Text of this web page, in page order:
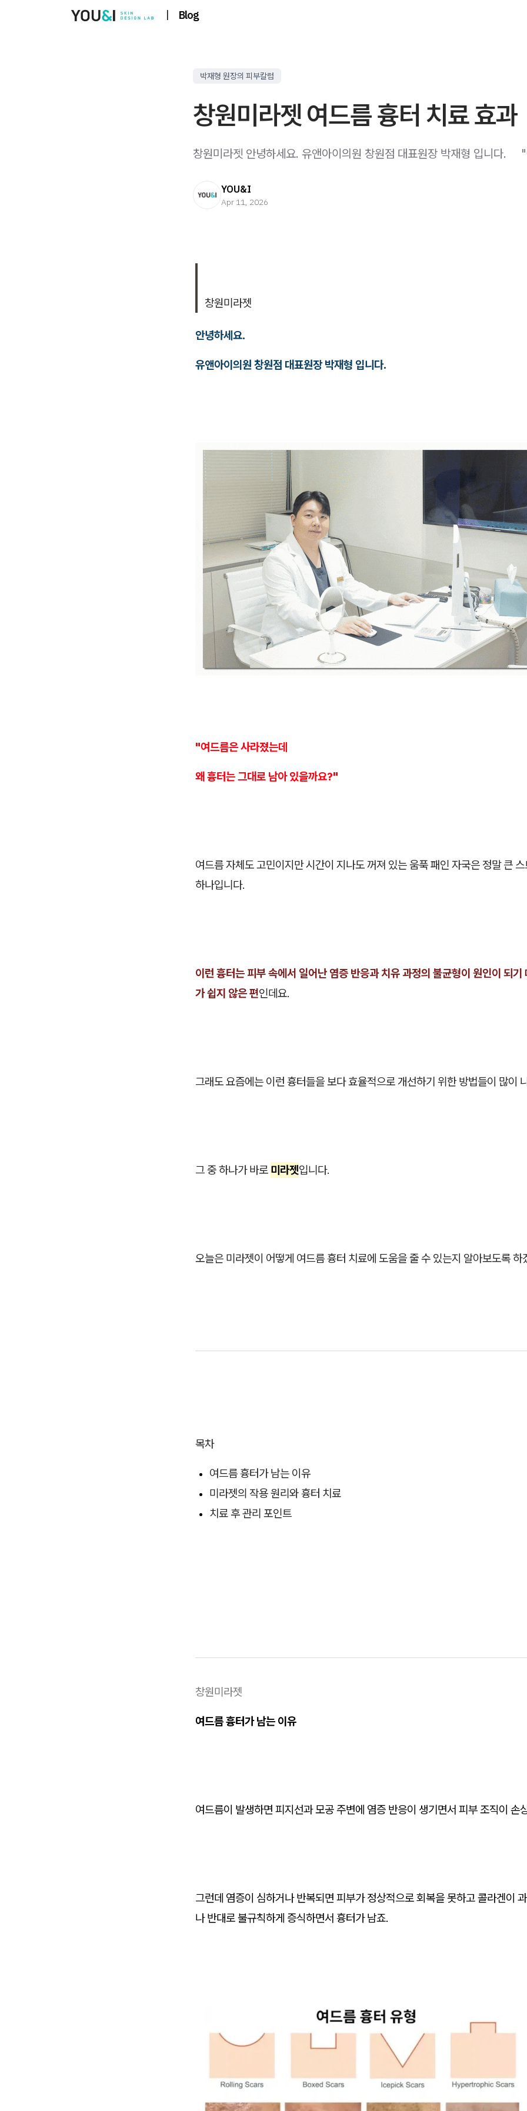
| Blog
박재형 원장의 피부칼럼
창원미라젯 여드름 흉터 치료 효과
창원미라젯 안녕하세요. 유앤아이의원 창원점 대표원장 박재형 입니다.
YOU&I
Apr 11, 2026
창원미라젯
안녕하세요.
유앤아이의원 창원점 대표원장 박재형 입니다.
"여드름은 사라졌는데
왜 흉터는 그대로 남아 있을까요?"
여드름 자체도 고민이지만 시간이 지나도 꺼져 있는 움푹 패인 자국은 정말 큰
하나입니다.
이런 흉터는 피부 속에서 일어난 염증 반응과 치유 과정의 불균형이 원인이 되기
가 쉽지 않은 편인데요.
그래도 요즘에는 이런 흉터들을 보다 효율적으로 개선하기 위한 방법들이 많이
그 중 하나가 바로 미라젯입니다.
오늘은 미라젯이 어떻게 여드름 흉터 치료에 도움을 줄 수 있는지 알아보도록 하
목차
여드름 흉터가 남는 이유
미라젯의 작용 원리와 흉터 치료
치료 후 관리 포인트
창원미라젯
여드름 흉터가 남는 이유
여드름이 발생하면 피지선과 모공 주변에 염증 반응이 생기면서 피부 조직이 손
그런데 염증이 심하거나 반복되면 피부가 정상적으로 회복을 못하고 콜라겐이
나 반대로 불규칙하게 증식하면서 흉터가 남죠.